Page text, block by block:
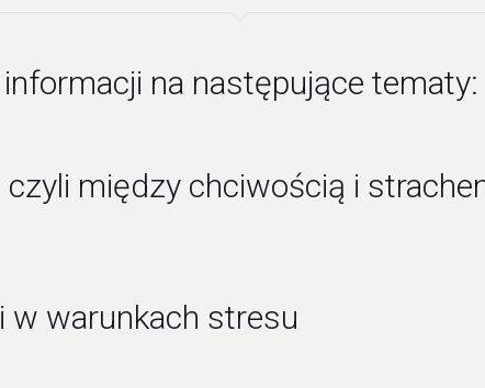
na następujące tematy:
czyli między chciwością i
w warunkach stresu